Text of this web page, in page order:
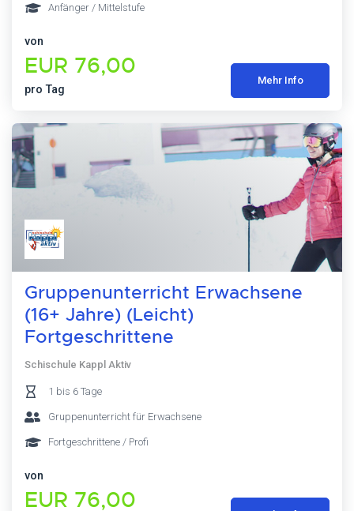
Anfänger / Mittelstufe
von
EUR 76,00
pro Tag
Mehr Info
Gruppenunterricht Erwachsene
(16+ Jahre) (Leicht)
Fortgeschrittene
Schischule Kappl Aktiv
1 bis 6 Tage
Gruppenunterricht für Erwachsene
Fortgeschrittene / Profi
von
EUR 76,00